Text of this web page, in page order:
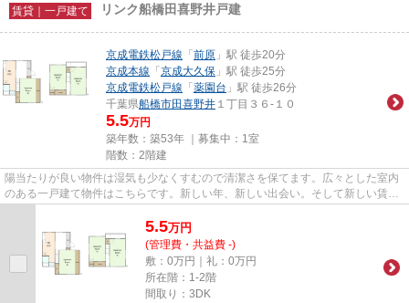
賃貸｜一戸建て リンク船橋田喜野井戸建
京成電鉄松戸線 「 前原 」駅 徒歩20分
京成本線 「 京成大久保 」駅 徒歩25分
京成電鉄松戸線 「 薬園台 」駅 徒歩26分
千葉県船橋市田喜野井 １丁目３６-１０
5.5万円
築年数：築53年 ｜募集中： 1室
階数：2階建
陽当たりが良い物件は湿気も少なくすむので清潔さを保てます。広々とした室内
のある一戸建て物件はこちらです。新しい年、新しい出会い。そして新しい賃貸
5.5万円
(管理費・共益費 -)
敷：0万円｜礼：0万円
所在階：1-2階
間取り：3DK